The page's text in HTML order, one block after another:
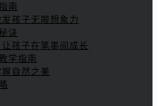
南
孩子无限想象力
诀
孩子在笔墨间成长
学指南
自然之美